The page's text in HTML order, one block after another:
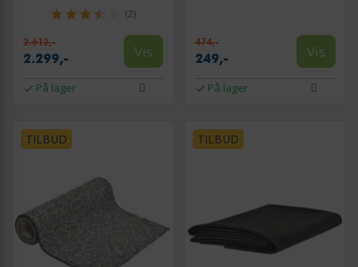
(2)
2.612,-
2.299,- Vis
På lager
474,-
249,- Vis
På lager
TILBUD TILBUD